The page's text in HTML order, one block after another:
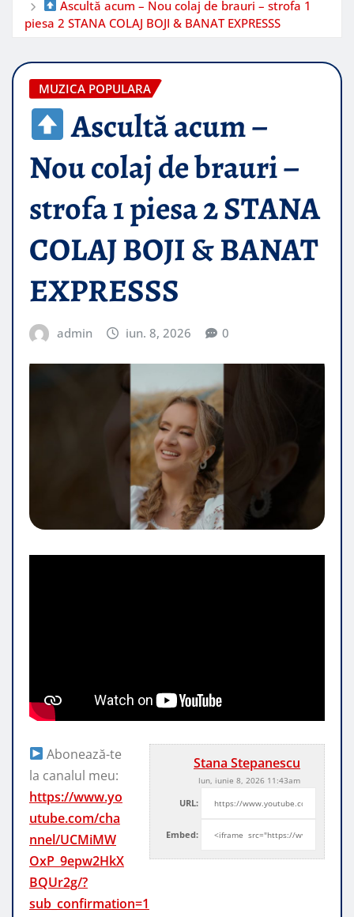
Ascultă acum – Nou colaj de brauri – strofa 1
piesa 2 STANA COLAJ BOJI & BANAT EXPRESSS
MUZICA POPULARA
Ascultă acum –
Nou colaj de brauri –
strofa 1 piesa 2 STANA
COLAJ BOJI & BANAT
EXPRESSS
admin iun. 8, 2026 0
Stana Stepanescu
lun, iunie 8, 2026 11:43am
URL:
Embed:
Abonează-te
la canalul meu:
https://www.yo
utube.com/cha
nnel/UCMiMW
OxP_9epw2HkX
BQUr2g/?
sub_confirmation=1